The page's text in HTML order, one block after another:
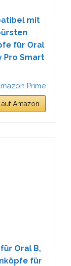
mit
für Oral
Pro Smart
auf Amazon
Oral B,
für